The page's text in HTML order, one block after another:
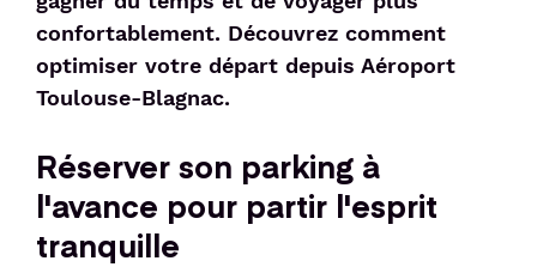
Sénior et PMR
Enfant non-accompagné
confortablement. Découvrez comment
optimiser votre départ depuis Aéroport
Toulouse-Blagnac.
Réserver son parking à
l'avance pour partir l'esprit
tranquille